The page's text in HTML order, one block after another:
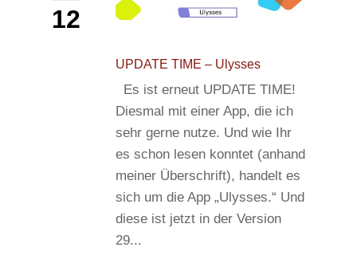
12
UPDATE TIME – Ulysses
Es ist erneut UPDATE TIME!
Diesmal mit einer App, die ich
sehr gerne nutze. Und wie Ihr
es schon lesen konntet (anhand
meiner Überschrift), handelt es
sich um die App „Ulysses.“ Und
diese ist jetzt in der Version
29...